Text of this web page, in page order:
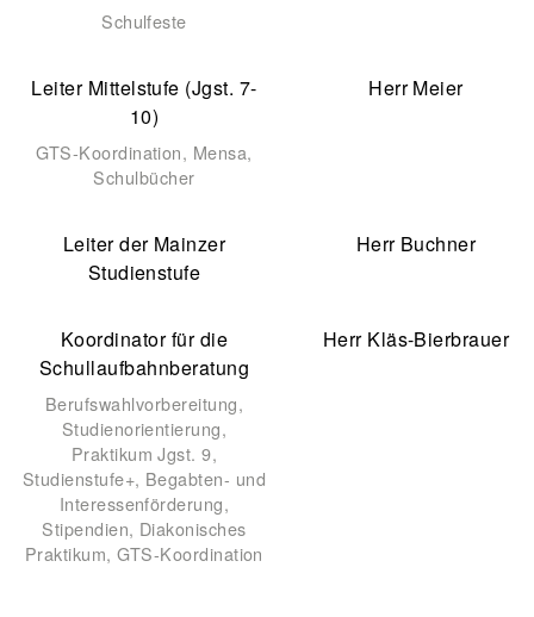
Schulfeste
Leiter Mittelstufe (Jgst. 7-
10)
GTS-Koordination, Mensa,
Schulbücher
Herr Meier
Leiter der Mainzer
Studienstufe
Herr Buchner
Koordinator für die
Schullaufbahnberatung
Berufswahlvorbereitung,
Studienorientierung,
Praktikum Jgst. 9,
Studienstufe+, Begabten- und
Interessenförderung,
Stipendien, Diakonisches
Praktikum, GTS-Koordination
Herr Kläs-Bierbrauer